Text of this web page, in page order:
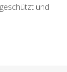
und